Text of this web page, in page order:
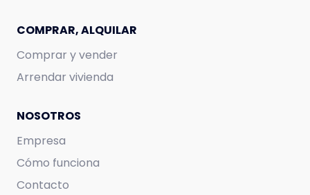
COMPRAR, ALQUILAR
Comprar y vender
Arrendar vivienda
NOSOTROS
Empresa
Cómo funciona
Contacto